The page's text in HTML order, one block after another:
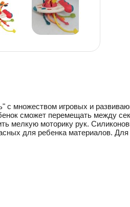
с множеством игровых и
сможет перемещать между
мелкую моторику рук.
для ребенка материалов. Для